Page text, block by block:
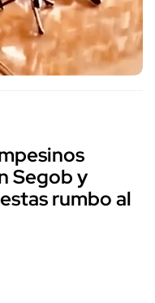
Segob y
rumbo al